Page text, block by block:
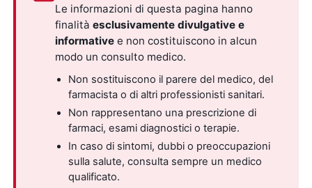
Le informazioni di questa pagina hanno
finalitàesclusivamente divulgative e
informative e non costituiscono in alcun
modo un consulto medico.
Non sostituiscono il parere del medico, del
farmacista o di altri professionisti sanitari.
Non rappresentano una prescrizione di
farmaci, esami diagnostici o terapie.
In caso di sintomi, dubbi o preoccupazioni
sulla salute, consulta sempre un medico
qualificato.